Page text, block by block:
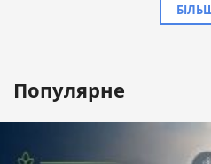
Популярне